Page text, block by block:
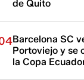
de Quito
Barcelona SC
Portoviejo y se
la Copa